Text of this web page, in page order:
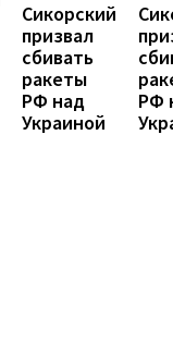
Сикорский
призвал
сбивать
ракеты
РФ над
Украиной
РФ